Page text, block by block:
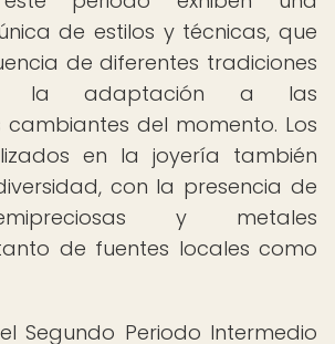
de estilos y técnicas, que
de diferentes tradiciones
la adaptación a las
cambiantes del momento. Los
en la joyería también
con la presencia de
y metales
de fuentes locales como
Segundo Periodo Intermedio